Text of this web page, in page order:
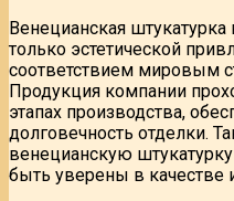
Венецианская
только эстетической
соответствием мировым
Продукция компании
этапах производства,
долговечность отделки.
венецианскую
быть уверены в качестве